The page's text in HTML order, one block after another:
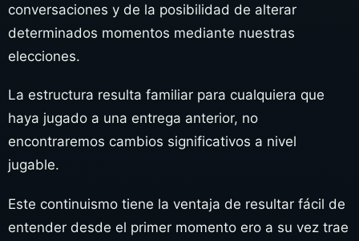
conversaciones y de la posibilidad de alterar
determinados momentos mediante nuestras
elecciones.
La estructura resulta familiar para cualquiera que
haya jugado a una entrega anterior, no
encontraremos cambios significativos a nivel
jugable.
Este continuismo tiene la ventaja de resultar fácil de
entender desde el primer momento ero a su vez trae